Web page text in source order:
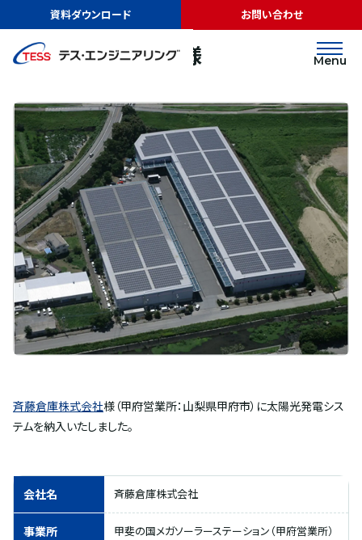
資料ダウンロード お問い合わせ
Menu
実績紹介 斉藤倉庫株式会社様
太陽光発電 屋根
斉藤倉庫株式会社様
斉藤倉庫株式会社様（甲府営業所：山梨県甲府市）に太陽光発電シス
テムを納入いたしました。
会社名 斉藤倉庫株式会社
事業所 甲斐の国メガソーラーステーション（甲府営業所）